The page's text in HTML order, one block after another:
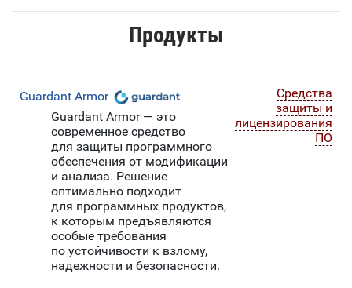
Продукты
Guardant Armor
Guardant Armor — это
современное средство
для защиты программного
обеспечения от модификации
и анализа. Решение
оптимально подходит
для программных продуктов,
к которым предъявляются
особые требования
по устойчивости к взлому,
надежности и безопасности.
Средства
защиты и
лицензирования
ПО